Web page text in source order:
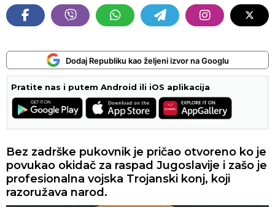
Dodaj Republiku kao željeni izvor na Googlu
Pratite nas i putem Android ili iOS aplikacija
Bez zadrške pukovnik je pričao otvoreno ko je
povukao okidač za raspad Jugoslavije i zašo je
profesionalna vojska Trojanski konj, koji
razoružava narod.